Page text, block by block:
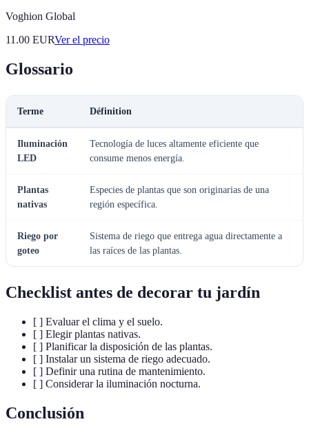
Voghion Global
11.00 EURVer el precio
Glossario
Terme Définition
Iluminación
LED
Tecnología de luces altamente eficiente que
consume menos energía.
Plantas
nativas
Especies de plantas que son originarias de una
región específica.
Riego por
goteo
Sistema de riego que entrega agua directamente a
las raíces de las plantas.
Checklist antes de decorar tu jardín
[ ] Evaluar el clima y el suelo.
[ ] Elegir plantas nativas.
[ ] Planificar la disposición de las plantas.
[ ] Instalar un sistema de riego adecuado.
[ ] Definir una rutina de mantenimiento.
[ ] Considerar la iluminación nocturna.
Conclusión